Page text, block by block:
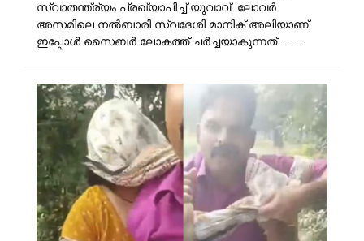
സ്വാതന്ത്ര്യം പ്രഖ്യാപിച്ച് യുവാവ്. ലോവർ
അസമിലെ നൽബാരി സ്വദേശി മാനിക് അലിയാണ്
ഇപ്പോൾ സൈബർ ലോകത്ത് ചർച്ചയാകുന്നത്. ......